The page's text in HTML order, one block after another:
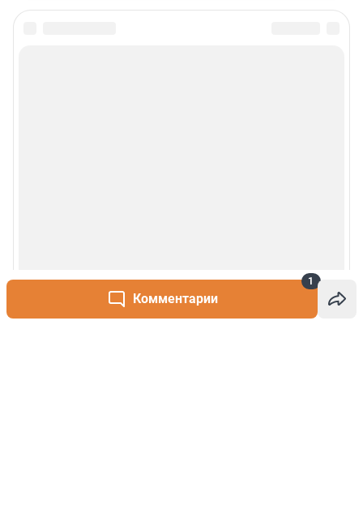
Комментарии
1